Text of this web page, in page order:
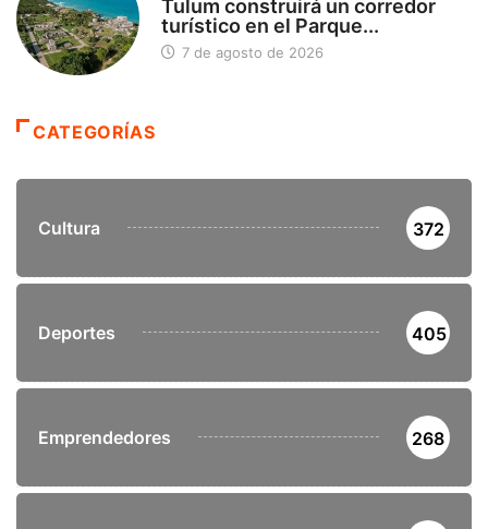
Tulum construirá un corredor
turístico en el Parque...
7 de agosto de 2026
CATEGORÍAS
Cultura 372
Deportes 405
Emprendedores 268